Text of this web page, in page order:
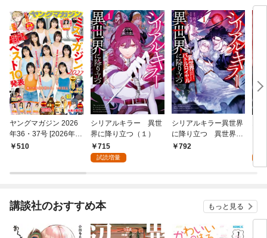
ヤングマガジン 2026
年36・37号 [2026年8
月3日発売]
510
シリアルキラー 異世
界に降り立つ（１）
715
試読増量
シリアルキラー異世界
に降り立つ 異世界バ
トルロイヤル1巻
792
講談社のおすすめ本 もっと見る